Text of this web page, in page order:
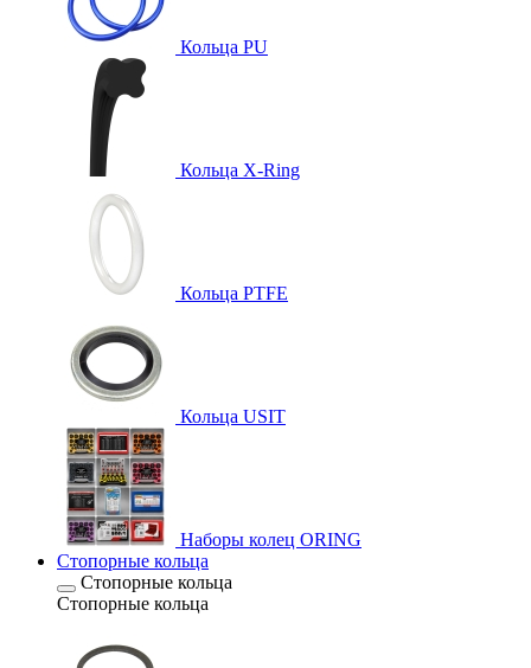
Кольца PU
Кольца X-Ring
Кольца PTFE
Кольца USIT
Наборы колец ORING
Стопорные кольца
Стопорные кольца
Стопорные кольца